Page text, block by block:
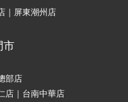
｜屏東潮州店
市
部店
店｜台南中華店